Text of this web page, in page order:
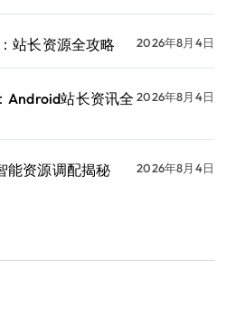
站长资源全攻略 2026年8月4日
Android站长资讯全 2026年8月4日
能资源调配揭秘 2026年8月4日